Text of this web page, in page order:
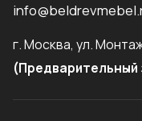
г. Москва, ул.
(Предварительный